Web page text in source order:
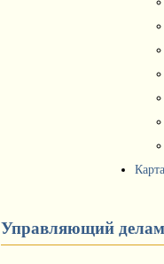
Карта
Управляющий